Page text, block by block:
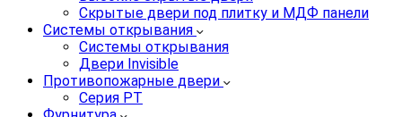
Скрытые двери под плитку и МДФ панели
Системы открывания
Системы открывания
Двери Invisible
Противопожарные двери
Серия PT